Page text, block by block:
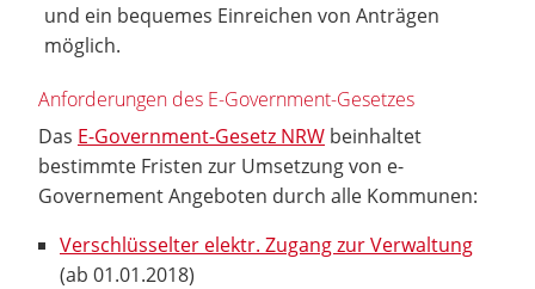
und ein bequemes Einreichen von Anträgen
möglich.
Anforderungen des E-Government-Gesetzes
Das E-Government-Gesetz NRW beinhaltet
bestimmte Fristen zur Umsetzung von e-
Governement Angeboten durch alle Kommunen:
Verschlüsselter elektr. Zugang zur Verwaltung
(ab 01.01.2018)